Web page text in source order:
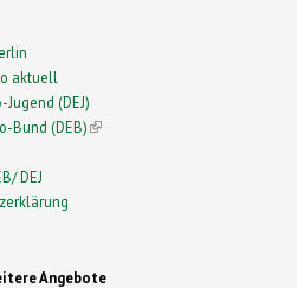
aktuell
(DEJ)
Bund (DEB)(link is external)
DEJ
Angebote